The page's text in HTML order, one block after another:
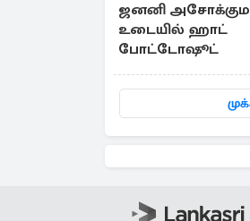
ஜனனி
உடையில் ஹாட்
போட்டோஷூட்